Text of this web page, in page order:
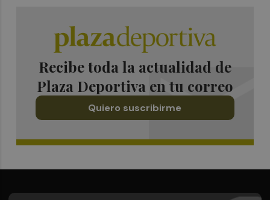
Recibe toda la actualidad de
Plaza Deportiva en tu correo
Quiero suscribirme